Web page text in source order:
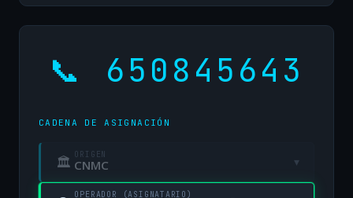
📞 650845643
CADENA DE ASIGNACIÓN
🏛 ORIGEN
CNMC ▾
OPERADOR (ASIGNATARIO)